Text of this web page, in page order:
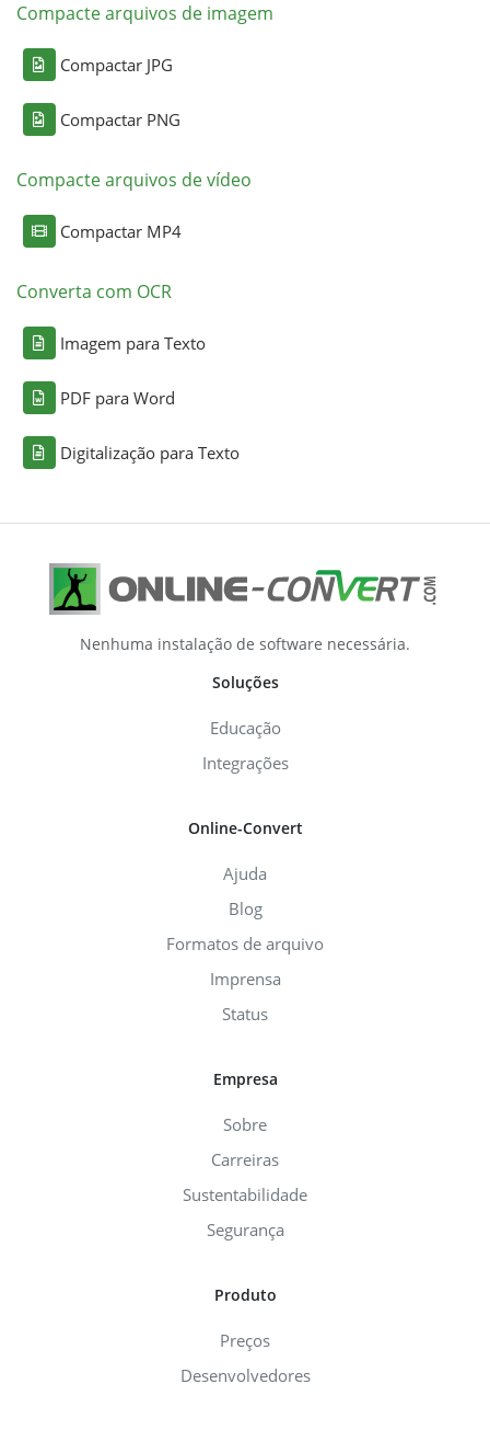
Compacte arquivos de imagem
Compactar JPG
Compactar PNG
Compacte arquivos de vídeo
Compactar MP4
Converta com OCR
Imagem para Texto
PDF para Word
Digitalização para Texto
Nenhuma instalação de software necessária.
Soluções
Educação
Integrações
Online-Convert
Ajuda
Blog
Formatos de arquivo
Imprensa
Status
Empresa
Sobre
Carreiras
Sustentabilidade
Segurança
Produto
Preços
Desenvolvedores